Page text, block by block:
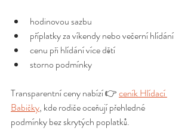
hodinovou sazbu
příplatky za víkendy nebo večerní hlídání
cenu při hlídání více dětí
storno podmínky
Transparentní ceny nabízí 👉 ceník Hlídací
Babičky, kde rodiče oceňují přehledné
podmínky bez skrytých poplatků.